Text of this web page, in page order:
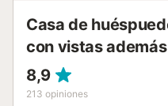
Casa de
con vistas
8,9
213 opiniones